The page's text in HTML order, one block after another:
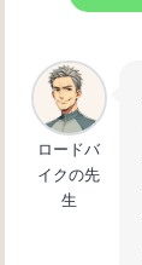
ロードバ
イクの先
生